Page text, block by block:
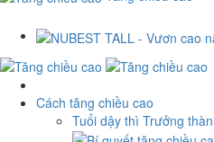
Cách tăng chiều cao
Tuổi dậy thì Trưởng